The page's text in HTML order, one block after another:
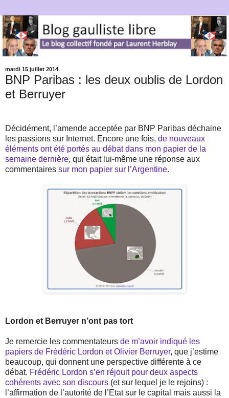
mardi 15 juillet 2014
BNP Paribas : les deux oublis de Lordon
et Berruyer
Décidément, l’amende acceptée par BNP Paribas déchaine
les passions sur Internet. Encore une fois, de nouveaux
éléments ont été portés au débat dans mon papier de la
semaine dernière, qui était lui-même une réponse aux
commentaires sur mon papier sur l’Argentine.
Lordon et Berruyer n’ont pas tort
Je remercie les commentateurs de m’avoir indiqué les
papiers de Frédéric Lordon et Olivier Berruyer, que j’estime
beaucoup, qui donnent une perspective différente à ce
débat. Frédéric Lordon s’en réjouit pour deux aspects
cohérents avec son discours (et sur lequel je le rejoins) :
l’affirmation de l’autorité de l’Etat sur le capital mais aussi la